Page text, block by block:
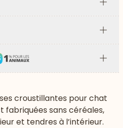
Plus
Plus
croustillantes pour chat
fabriquées sans céréales,
et tendres à l’intérieur.